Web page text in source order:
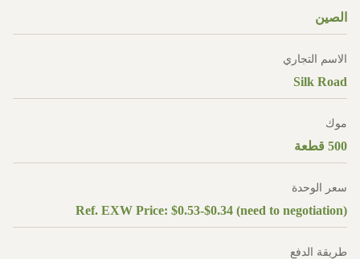
الصين
الاسم التجاري
Silk Road
موك
500 قطعة
سعر الوحدة
Ref. EXW Price: $0.53-$0.34 (need to negotiation)
طريقة الدفع